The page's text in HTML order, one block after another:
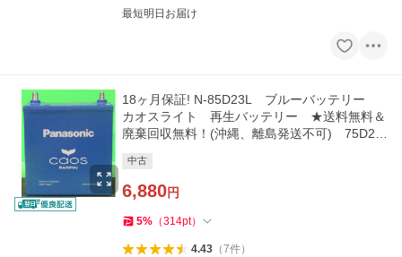
最短明日お届け
18ヶ月保証! N-85D23L ブルーバッテリー
カオスライト 再生バッテリー ★送料無料＆
廃棄回収無料！(沖縄、離島発送不可) 75D23
中古
6,880円
5% （314pt）
4.43（7件）